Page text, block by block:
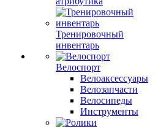
Тренировочный
инвентарь
Велоспорт
Велоаксессуары
Велозапчасти
Велосипеды
Инструменты